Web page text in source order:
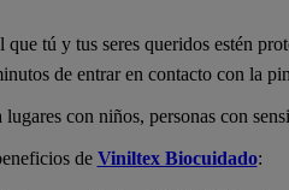
que tú y tus seres queridos estén
de entrar en contacto con la
con niños, personas con
de Viniltex Biocuidado: